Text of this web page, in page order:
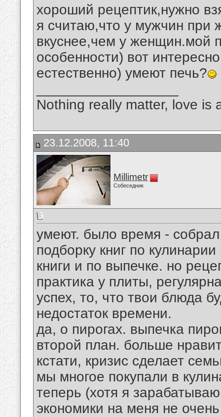
хороший рецептик,нужно
я считаю,что у мужчин при
вкуснее,чем у женщин.мой
особенности) вот
естественно) умеют печь?
Nothing really matter, love is
23.12.2008, 11:40
Millimetr
Собеседник
умеют. было время -
подборку книг по
книги и по выпечке. но
практика у плиты,
успех, то, что твои блюда
недостаток времени.
да, о пирогах. выпечка
второй план. больше
кстати, кризис сделает
мы многое покупали в
теперь (хотя я
экономики на меня не